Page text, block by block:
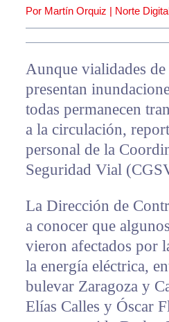
Por Martín Orquiz | Norte
Aunque vialidades
presentan
todas permanecen
a la circulación,
personal de la
Seguridad Vial
La Dirección de
a conocer que
vieron afectados por
la energía eléctrica,
bulevar Zaragoza y
Elías Calles y Óscar